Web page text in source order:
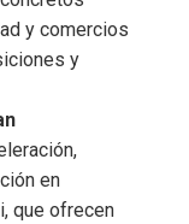
y comercios
y
en
que ofrecen